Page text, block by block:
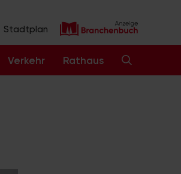
Stadtplan
Verkehr Rathaus